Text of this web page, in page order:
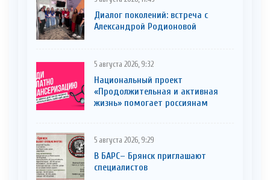
Диалог поколений: встреча с
Александрой Родионовой
5 августа 2026, 9:32
Национальный проект
«Продолжительная и активная
жизнь» помогает россиянам
5 августа 2026, 9:29
В БАРС– Брянcк приглaшают
cпециaлистoв